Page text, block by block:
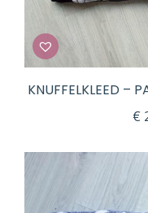
KNUFFELKLEED –
€